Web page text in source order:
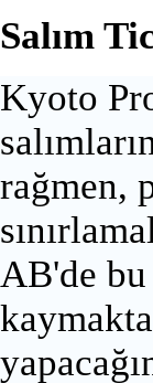
Salım
Kyoto
rağmen,
AB'de